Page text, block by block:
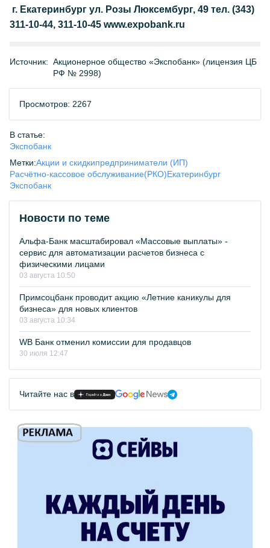
г. Екатеринбург ул. Розы Люксембург, 49 тел. (343)
311-10-44, 311-10-45 www.expobank.ru
Источник: Акционерное общество «Экспобанк» (лицензия ЦБ
РФ № 2998)
Просмотров: 2267
В статье:
Экспобанк
Метки:Акции и скидкипредприниматели (ИП)
Расчётно-кассовое обслуживание(РКО)Екатеринбург
Экспобанк
Новости по теме
Альфа-Банк масштабировал «Массовые выплаты» -
сервис для автоматизации расчетов бизнеса с
физическими лицами
03 августа 10:50
Примсоцбанк проводит акцию «Летние каникулы для
бизнеса» для новых клиентов
03 августа 10:34
WB Банк отменил комиссии для продавцов
30 июля 12:47
Читайте нас в